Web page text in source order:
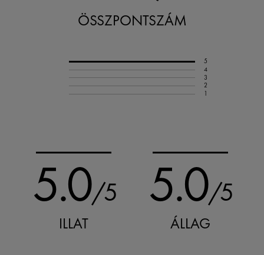
ÖSSZPONTSZÁM
5
4
3
2
1
5.0/5
ILLAT
5.0/5
ÁLLAG